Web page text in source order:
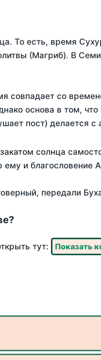
То есть, время
(Магриб). В
совпадает со
основа в том,
пост) делается с
солнца
и благословение
передали
тут: Показать